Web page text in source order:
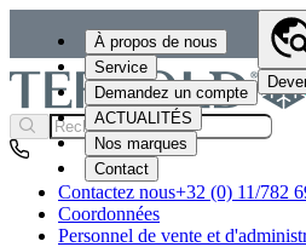
À propos de nous
Service
Demandez un compte
ACTUALITÉS
Nos marques
Contact
Contactez nous+32 (0) 11/782
Coordonnées
Personnel de vente et